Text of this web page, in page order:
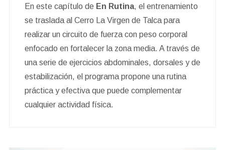
En este capítulo de En Rutina, el entrenamiento
se traslada al Cerro La Virgen de Talca para
realizar un circuito de fuerza con peso corporal
enfocado en fortalecer la zona media. A través de
una serie de ejercicios abdominales, dorsales y de
estabilización, el programa propone una rutina
práctica y efectiva que puede complementar
cualquier actividad física.